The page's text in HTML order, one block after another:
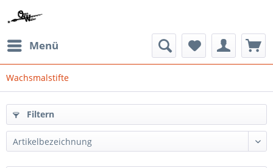
Menü
Wachsmalstifte
Filtern